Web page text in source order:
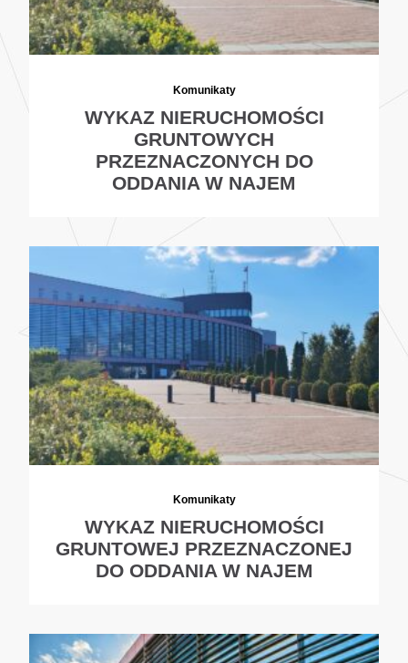
Komunikaty
WYKAZ NIERUCHOMOŚCI
GRUNTOWYCH
PRZEZNACZONYCH DO
ODDANIA W NAJEM
Komunikaty
WYKAZ NIERUCHOMOŚCI
GRUNTOWEJ PRZEZNACZONEJ
DO ODDANIA W NAJEM